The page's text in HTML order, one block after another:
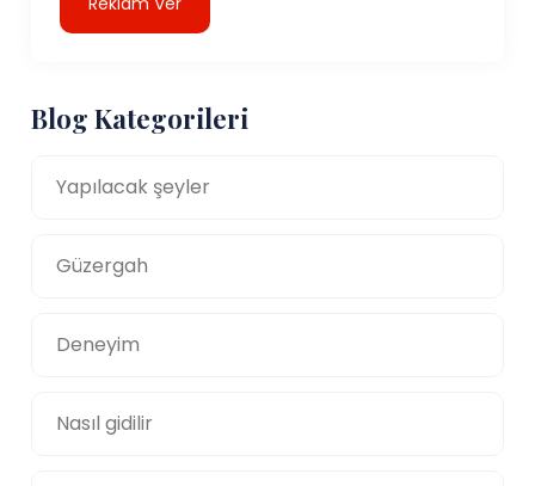
Blog Kategorileri
Yapılacak şeyler
Güzergah
Deneyim
Nasıl gidilir